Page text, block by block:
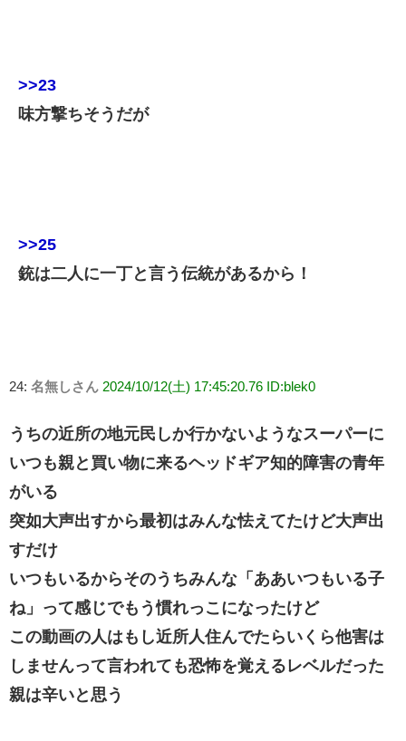
>>23
味方撃ちそうだが
>>25
銃は二人に一丁と言う伝統があるから！
24: 名無しさん 2024/10/12(土) 17:45:20.76 ID:blek0
うちの近所の地元民しか行かないようなスーパーに
いつも親と買い物に来るヘッドギア知的障害の青年
がいる
突如大声出すから最初はみんな怯えてたけど大声出
すだけ
いつもいるからそのうちみんな「ああいつもいる子
ね」って感じでもう慣れっこになったけど
この動画の人はもし近所人住んでたらいくら他害は
しませんって言われても恐怖を覚えるレベルだった
親は辛いと思う